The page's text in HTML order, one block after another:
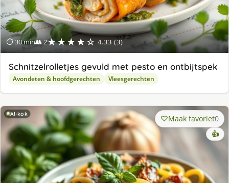
⏱ 30 min👥 2★★★★☆ 4.33 (3)
Schnitzelrolletjes gevuld met pesto en ontbijtspek
Avondeten & hoofdgerechten Vleesgerechten
AI-kok Maak favoriet0
👍